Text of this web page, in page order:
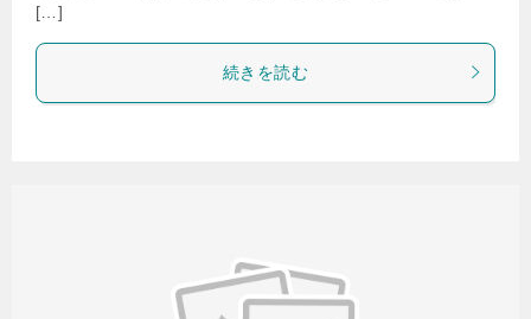
[…]
続きを読む